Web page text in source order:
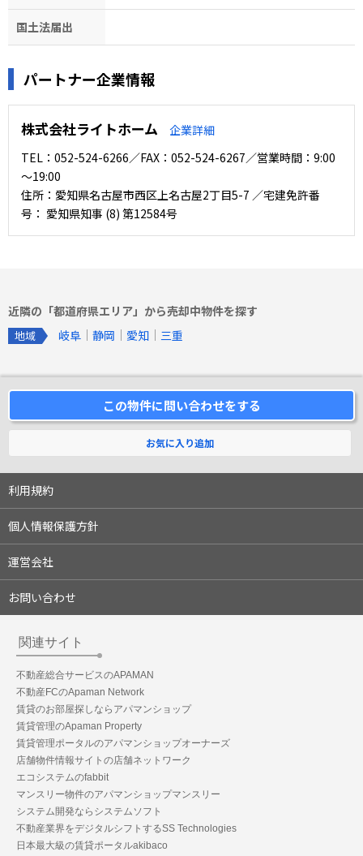
国土法届出
パートナー企業情報
株式会社ライトホーム
企業詳細
TEL：052-524-6266／FAX：052-524-6267／営業時間：9:00
～19:00
住所：愛知県名古屋市西区上名古屋2丁目5-7 ／宅建免許番
号： 愛知県知事 (8) 第12584号
近隣の「都道府県エリア」から売却中物件を探す
地域 岐阜 静岡 愛知 三重
この物件に問い合わせをする
お気に入り追加
利用規約
個人情報保護方針
運営会社
お問い合わせ
関連サイト
不動産総合サービスのAPAMAN
不動産FCのApaman Network
賃貸のお部屋探しならアパマンショップ
賃貸管理のApaman Property
賃貸管理ポータルのアパマンショップオーナーズ
店舗物件情報サイトの店舗ネットワーク
エコシステムのfabbit
マンスリー物件のアパマンショップマンスリー
システム開発ならシステムソフト
不動産業界をデジタルシフトするSS Technologies
日本最大級の賃貸ポータルakibaco